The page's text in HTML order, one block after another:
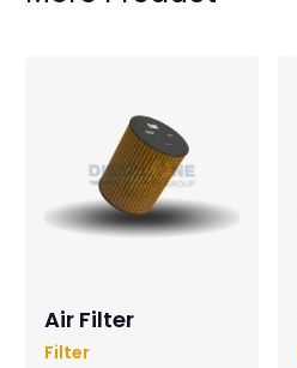
Air Filter
Filter